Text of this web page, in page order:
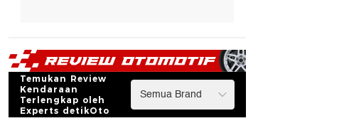
Temukan Review
Kendaraan
Terlengkap oleh
Experts detikOto